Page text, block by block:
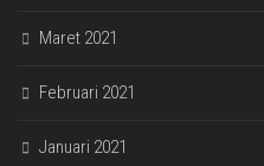
Maret 2021
Februari 2021
Januari 2021